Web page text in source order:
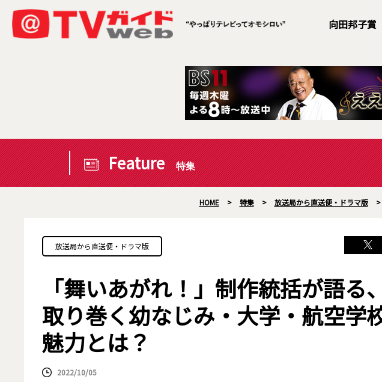
向田邦子賞
Feature 特集
HOME > 特集 > 放送局から直送便・ドラマ版 >
放送局から直送便・ドラマ版
「舞いあがれ！」制作統括が語る
取り巻く幼なじみ・大学・航空学
魅力とは？
2022/10/05